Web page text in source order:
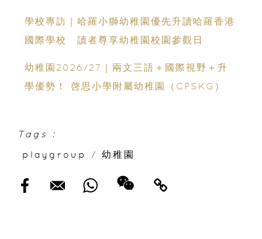
學校專訪｜哈羅小獅幼稚園優先升讀哈羅香港
國際學校 讀者尊享幼稚園校園參觀日
幼稚園2026/27｜兩文三語＋國際視野＋升
學優勢！ 啓思小學附屬幼稚園（CPSKG）
Tags :
playgroup
/ 幼稚園